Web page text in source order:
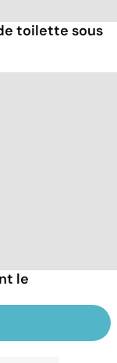
toilette sous
le